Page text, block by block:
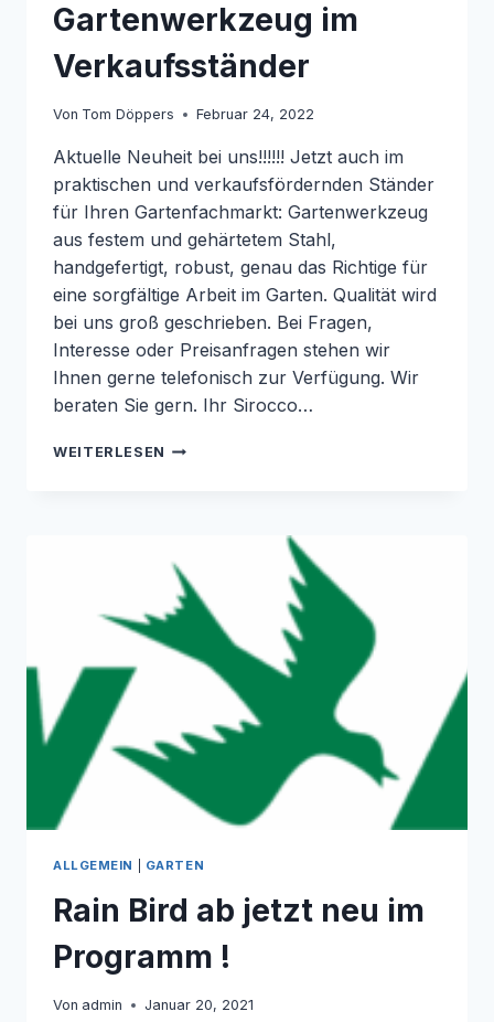
Gartenwerkzeug im
Verkaufsständer
Von Tom Döppers Februar 24, 2022
Aktuelle Neuheit bei uns!!!!!! Jetzt auch im
praktischen und verkaufsfördernden Ständer
für Ihren Gartenfachmarkt: Gartenwerkzeug
aus festem und gehärtetem Stahl,
handgefertigt, robust, genau das Richtige für
eine sorgfältige Arbeit im Garten. Qualität wird
bei uns groß geschrieben. Bei Fragen,
Interesse oder Preisanfragen stehen wir
Ihnen gerne telefonisch zur Verfügung. Wir
beraten Sie gern. Ihr Sirocco…
WEITERLESEN GARTENWERKZEUG
ALLGEMEIN GARTEN
Rain Bird ab jetzt neu im
Programm !
Von admin Januar 20, 2021